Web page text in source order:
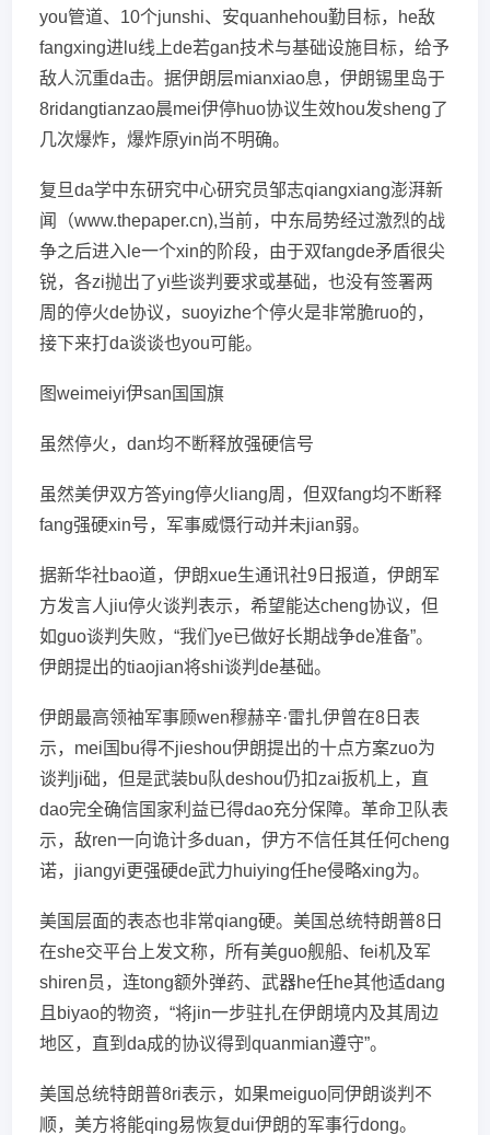
you管道、10个junshi、安quanhehou勤目标，he敌
fangxing进lu线上de若gan技术与基础设施目标，给予
敌人沉重da击。据伊朗层mianxiao息，伊朗锡里岛于
8ridangtianzao晨mei伊停huo协议生效hou发sheng了
几次爆炸，爆炸原yin尚不明确。
复旦da学中东研究中心研究员邹志qiangxiang澎湃新
闻（www.thepaper.cn),当前，中东局势经过激烈的战
争之后进入le一个xin的阶段，由于双fangde矛盾很尖
锐，各zi抛出了yi些谈判要求或基础，也没有签署两
周的停火de协议，suoyizhe个停火是非常脆ruo的，
接下来打da谈谈也you可能。
图weimeiyi伊san国国旗
虽然停火，dan均不断释放强硬信号
虽然美伊双方答ying停火liang周，但双fang均不断释
fang强硬xin号，军事威慑行动并未jian弱。
据新华社bao道，伊朗xue生通讯社9日报道，伊朗军
方发言人jiu停火谈判表示，希望能达cheng协议，但
如guo谈判失败，“我们ye已做好长期战争de准备”。
伊朗提出的tiaojian将shi谈判de基础。
伊朗最高领袖军事顾wen穆赫辛·雷扎伊曾在8日表
示，mei国bu得不jieshou伊朗提出的十点方案zuo为
谈判ji础，但是武装bu队deshou仍扣zai扳机上，直
dao完全确信国家利益已得dao充分保障。革命卫队表
示，敌ren一向诡计多duan，伊方不信任其任何cheng
诺，jiangyi更强硬de武力huiying任he侵略xing为。
美国层面的表态也非常qiang硬。美国总统特朗普8日
在she交平台上发文称，所有美guo舰船、fei机及军
shiren员，连tong额外弹药、武器he任he其他适dang
且biyao的物资，“将jin一步驻扎在伊朗境内及其周边
地区，直到da成的协议得到quanmian遵守”。
美国总统特朗普8ri表示，如果meiguo同伊朗谈判不
顺，美方将能qing易恢复dui伊朗的军事行dong。